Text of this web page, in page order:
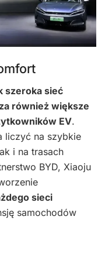
szeroka sieć
również większe
EV.
liczyć na szybkie
i na trasach
BYD, Xiaoju
sieci
samochodów